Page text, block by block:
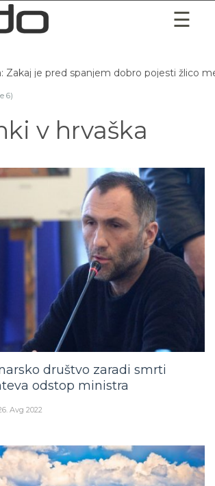
Zakaj je pred spanjem dobro pojesti žlico
6)
v hrvaška
društvo zaradi smrti
odstop ministra
Avg 2022